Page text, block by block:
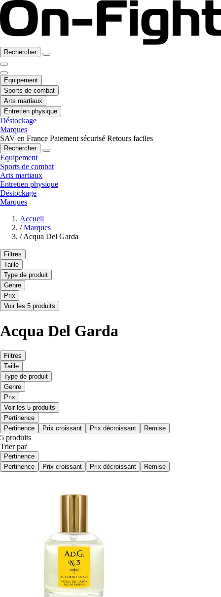
Rechercher
Equipement
Sports de combat
Arts martiaux
Entretien physique
Déstockage
Marques
SAV en France Paiement sécurisé Retours faciles
Rechercher
Equipement
Sports de combat
Arts martiaux
Entretien physique
Déstockage
Marques
Accueil
/ Marques
/ Acqua Del Garda
Filtres
Taille
Type de produit
Genre
Prix
Voir les 5 produits
Acqua Del Garda
Filtres
Taille
Type de produit
Genre
Prix
Voir les 5 produits
Pertinence
Pertinence
Prix croissant Prix décroissant Remise
5 produits
Trier par
Pertinence
Pertinence
Prix croissant Prix décroissant Remise